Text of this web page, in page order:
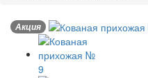
Акция